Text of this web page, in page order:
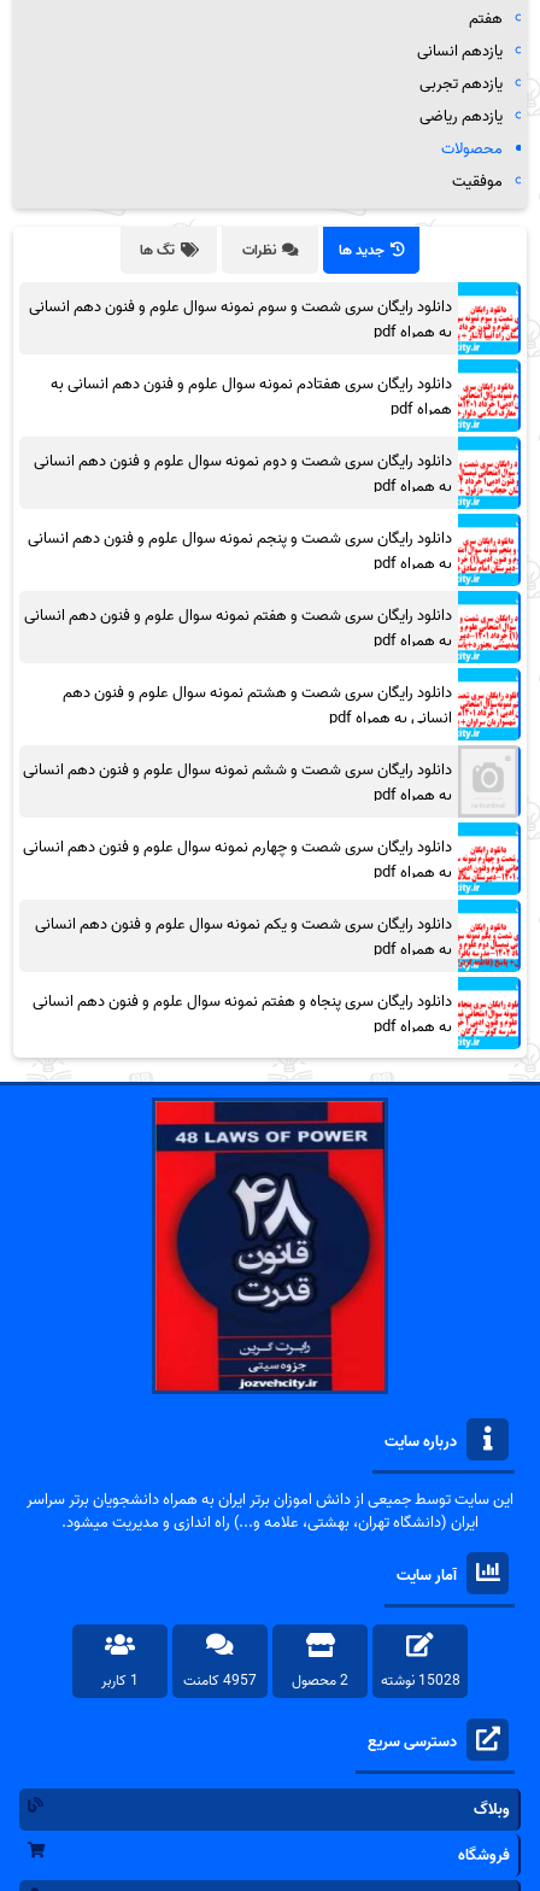
هفتم
یازدهم انسانی
یازدهم تجربی
یازدهم ریاضی
محصولات
موفقیت
جدید ها نظرات تگ ها
دانلود رایگان سری شصت و سوم نمونه سوال علوم و فنون دهم انسانی
به همراه pdf
دانلود رایگان سری هفتادم نمونه سوال علوم و فنون دهم انسانی به
همراه pdf
دانلود رایگان سری شصت و دوم نمونه سوال علوم و فنون دهم انسانی
به همراه pdf
دانلود رایگان سری شصت و پنجم نمونه سوال علوم و فنون دهم انسانی
به همراه pdf
دانلود رایگان سری شصت و هفتم نمونه سوال علوم و فنون دهم انسانی
به همراه pdf
دانلود رایگان سری شصت و هشتم نمونه سوال علوم و فنون دهم
انسانی به همراه pdf
دانلود رایگان سری شصت و ششم نمونه سوال علوم و فنون دهم انسانی
به همراه pdf
دانلود رایگان سری شصت و چهارم نمونه سوال علوم و فنون دهم انسانی
به همراه pdf
دانلود رایگان سری شصت و یکم نمونه سوال علوم و فنون دهم انسانی
به همراه pdf
دانلود رایگان سری پنجاه و هفتم نمونه سوال علوم و فنون دهم انسانی
به همراه pdf
درباره سایت
این سایت توسط جمیعی از دانش اموزان برتر ایران به همراه دانشجویان برتر سراسر
ایران (دانشگاه تهران، بهشتی، علامه و...) راه اندازی و مدیریت میشود.
آمار سایت
15028 نوشته 2 محصول 4957 کامنت 1 کاربر
دسترسی سریع
وبلاگ
فروشگاه